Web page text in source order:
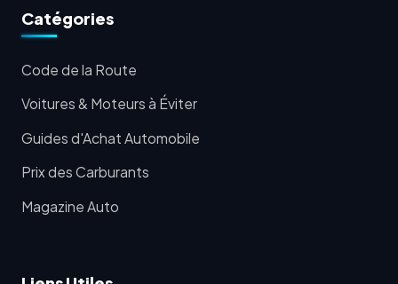
Catégories
Code de la Route
Voitures & Moteurs à Éviter
Guides d'Achat Automobile
Prix des Carburants
Magazine Auto